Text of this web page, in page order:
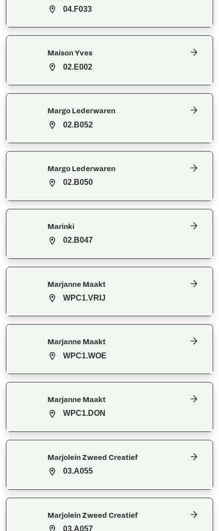
04.F033
Maison Yves
02.E002
Margo Lederwaren
02.B052
Margo Lederwaren
02.B050
Marinki
02.B047
Marjanne Maakt
WPC1.VRIJ
Marjanne Maakt
WPC1.WOE
Marjanne Maakt
WPC1.DON
Marjolein Zweed Creatief
03.A055
Marjolein Zweed Creatief
03.A057